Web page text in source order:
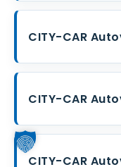
CITY-CAR
CITY-CAR
CITY-CAR